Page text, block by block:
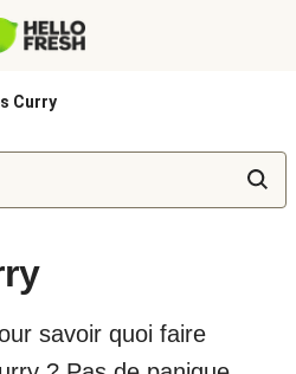
Curry
savoir quoi faire